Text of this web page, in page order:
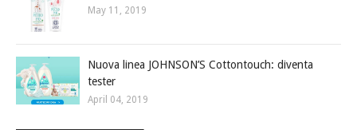
May 11, 2019
Nuova linea JOHNSON’S Cottontouch: diventa
tester
April 04, 2019